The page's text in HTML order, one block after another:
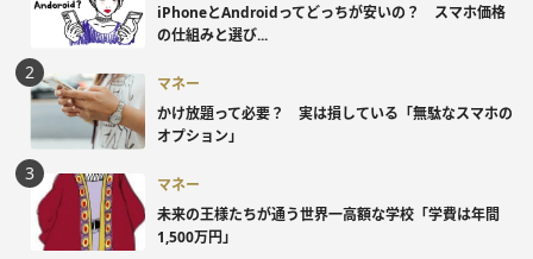
iPhoneとAndroidってどっちが安いの？ スマホ価格
の仕組みと選び...
マネー
かけ放題って必要？ 実は損している「無駄なスマホの
オプション」
マネー
未来の王様たちが通う世界一高額な学校「学費は年間
1,500万円」